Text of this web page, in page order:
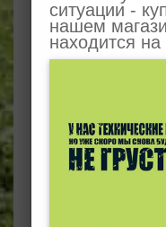
будут!
Самое
нашем
находится